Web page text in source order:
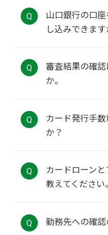
Q
山口銀行の口
し込みできます
Q
審査結果の確
か。
Q
カード発行手
か？
Q
カードローン
教えてください。
Q 勤務先への確